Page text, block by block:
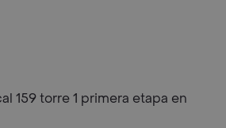
159 torre 1 primera etapa en